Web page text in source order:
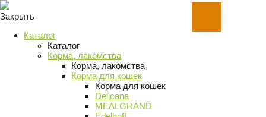
Закрыть
Каталог
Каталог
Корма, лакомства
Корма, лакомства
Корма для кошек
Корма для кошек
Delicana
MEALGRAND